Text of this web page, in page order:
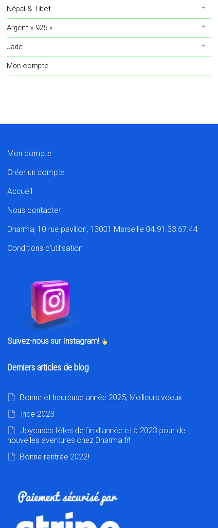
Népal & Tibet
Argent « 925 »
Jade
Mon compte
Mon compte
Créer un compte
Accueil
Nous contacter
Dharma, 10 rue pavillon, 13001 Marseille 04.91.33.67.44
Conditions d’utilisation
Suivez-nous sur Instagram!
Derniers articles de blog
Bonne et heureuse année 2025, Meilleurs voeux
Inde 2023
Joyeuses fêtes de fin d’année et à 2023 pour de
nouvelles aventures chez Dharma.fr!
Bonne rentrée 2022!